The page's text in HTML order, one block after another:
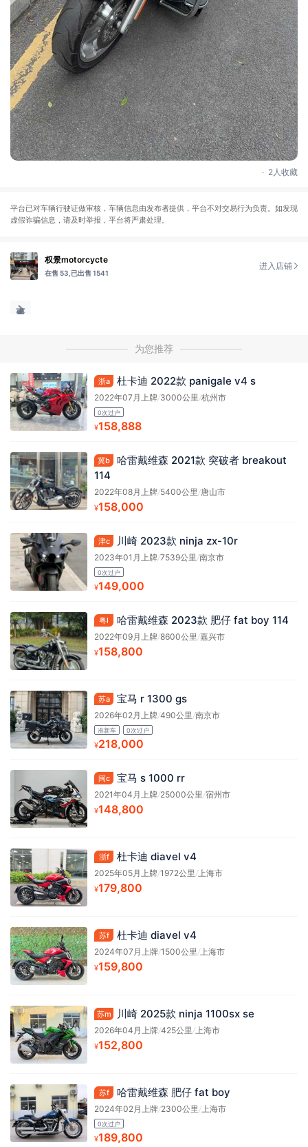
. 2人收藏
平台已对车辆行驶证做审核，车辆信息由发布者提供，平台不对交易行为负责。如发现
虚假诈骗信息，请及时举报，平台将严肃处理。
权景motorcycte
在售 53,已出售 1541
进入店铺
为您推荐
浙a 杜卡迪 2022款 panigale v4 s
2022年07月上牌/3000公里/杭州市
0次过户
¥158,888
冀b
哈雷戴维森 2021款 突破者 breakout
114
2022年08月上牌/5400公里/唐山市
¥158,000
津c 川崎 2023款 ninja zx-10r
2023年01月上牌/7539公里/南京市
0次过户
¥149,000
粤l 哈雷戴维森 2023款 肥仔 fat boy 114
2022年09月上牌/8600公里/嘉兴市
¥158,800
苏a 宝马 r 1300 gs
2026年02月上牌/490公里/南京市
准新车 0次过户
¥218,000
闽c 宝马 s 1000 rr
2021年04月上牌/25000公里/宿州市
¥148,800
浙f 杜卡迪 diavel v4
2025年05月上牌/1972公里/上海市
¥179,800
苏f 杜卡迪 diavel v4
2024年07月上牌/1500公里/上海市
¥159,800
苏m 川崎 2025款 ninja 1100sx se
2026年04月上牌/425公里/上海市
¥152,800
苏f 哈雷戴维森 肥仔 fat boy
2024年02月上牌/2300公里/上海市
0次过户
¥189,800